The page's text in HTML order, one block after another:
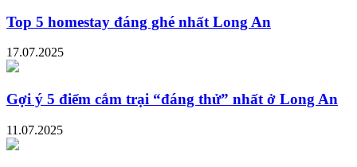
Top 5 homestay đáng ghé nhất Long An
17.07.2025
Gợi ý 5 điểm cắm trại “đáng thử” nhất ở Long An
11.07.2025